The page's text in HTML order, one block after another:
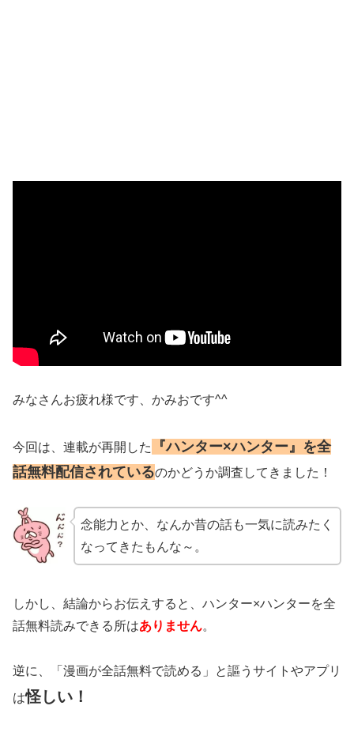
みなさんお疲れ様です、かみおです^^
今回は、連載が再開した
『ハンター×ハンター』を全
話無料配信されているのかどうか調査してきました！
念能力とか、なんか昔の話も一気に読みたく
なってきたもんな～。
しかし、結論からお伝えすると、ハンター×ハンターを全
話無料読みできる所はありません。
逆に、「漫画が全話無料で読める」と謳うサイトやアプリ
は怪しい！